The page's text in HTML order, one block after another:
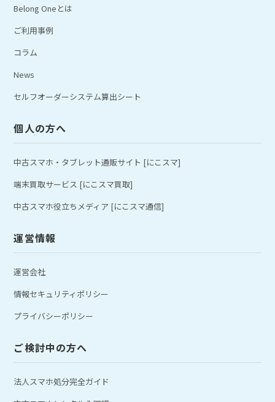
Belong Oneとは
ご利用事例
コラム
News
セルフオーダーシステム算出シート
個人の方へ
中古スマホ・タブレット通販サイト [にこスマ]
端末買取サービス [にこスマ買取]
中古スマホ役立ちメディア [にこスマ通信]
運営情報
運営会社
情報セキュリティポリシー
プライバシーポリシー
ご検討中の方へ
法人スマホ処分完全ガイド